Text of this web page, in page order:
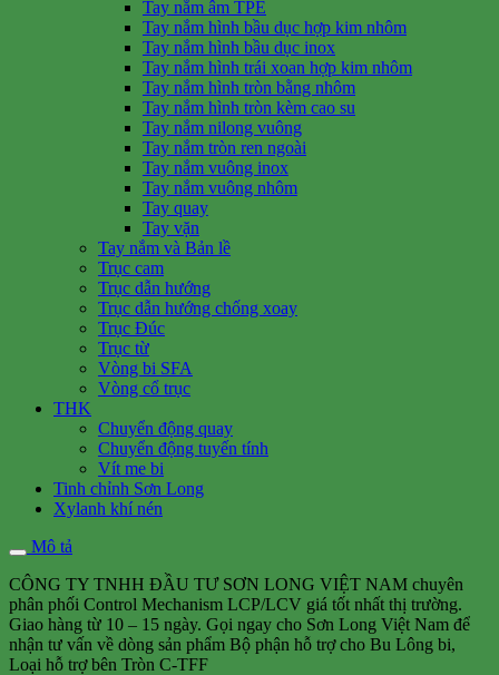
Tay nắm âm TPE
Tay nắm hình bầu dục hợp kim nhôm
Tay nắm hình bầu dục inox
Tay nắm hình trái xoan hợp kim nhôm
Tay nắm hình tròn bằng nhôm
Tay nắm hình tròn kèm cao su
Tay nắm nilong vuông
Tay nắm tròn ren ngoài
Tay nắm vuông inox
Tay nắm vuông nhôm
Tay quay
Tay vặn
Tay nắm và Bản lề
Trục cam
Trục dẫn hướng
Trục dẫn hướng chống xoay
Trục Đúc
Trục từ
Vòng bi SFA
Vòng cổ trục
THK
Chuyển động quay
Chuyển động tuyến tính
Vít me bi
Tinh chỉnh Sơn Long
Xylanh khí nén
Mô tả
CÔNG TY TNHH ĐẦU TƯ SƠN LONG VIỆT NAM chuyên
phân phối Control Mechanism LCP/LCV giá tốt nhất thị trường.
Giao hàng từ 10 – 15 ngày. Gọi ngay cho Sơn Long Việt Nam để
nhận tư vấn về dòng sản phẩm Bộ phận hỗ trợ cho Bu Lông bi,
Loại hỗ trợ bên Tròn C-TFF